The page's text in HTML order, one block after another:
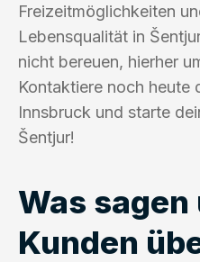
Freizeitmöglichkeiten
Lebensqualität in
nicht bereuen, hierher
Kontaktiere noch heute
Innsbruck und starte
Šentjur!
Was sagen
Kunden